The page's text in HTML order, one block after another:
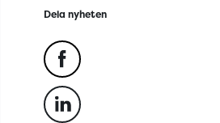
Dela nyheten